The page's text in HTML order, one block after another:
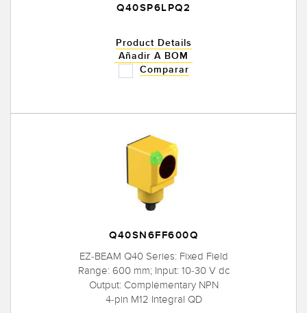
Q40SP6LPQ2
Product Details
Añadir A BOM
Comparar
Q40SN6FF600Q
EZ-BEAM Q40 Series: Fixed Field
Range: 600 mm; Input: 10-30 V dc
Output: Complementary NPN
4-pin M12 Integral QD